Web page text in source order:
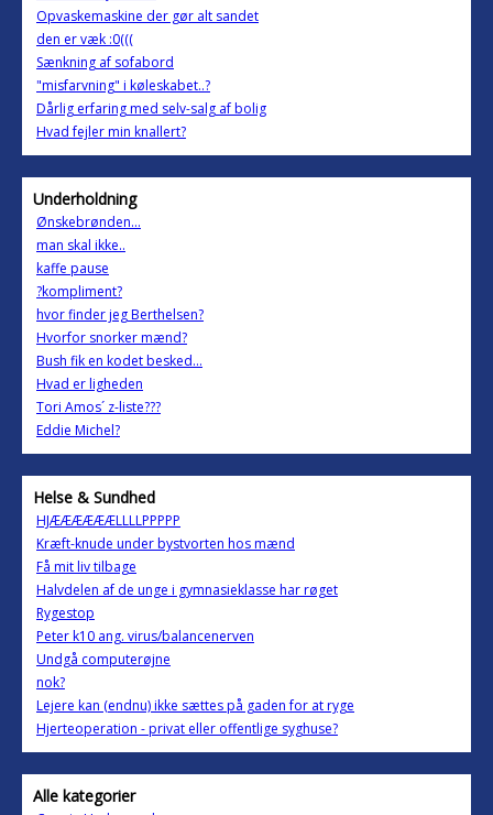
Opvaskemaskine der gør alt sandet
den er væk :0(((
Sænkning af sofabord
"misfarvning" i køleskabet..?
Dårlig erfaring med selv-salg af bolig
Hvad fejler min knallert?
Underholdning
Ønskebrønden...
man skal ikke..
kaffe pause
?kompliment?
hvor finder jeg Berthelsen?
Hvorfor snorker mænd?
Bush fik en kodet besked...
Hvad er ligheden
Tori Amos´ z-liste???
Eddie Michel?
Helse & Sundhed
HJÆÆÆÆÆÆLLLLPPPPP
Kræft-knude under bystvorten hos mænd
Få mit liv tilbage
Halvdelen af de unge i gymnasieklasse har røget
Rygestop
Peter k10 ang. virus/balancenerven
Undgå computerøjne
nok?
Lejere kan (endnu) ikke sættes på gaden for at ryge
Hjerteoperation - privat eller offentlige syghuse?
Alle kategorier